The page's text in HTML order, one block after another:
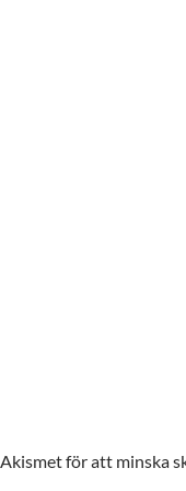
för att minska